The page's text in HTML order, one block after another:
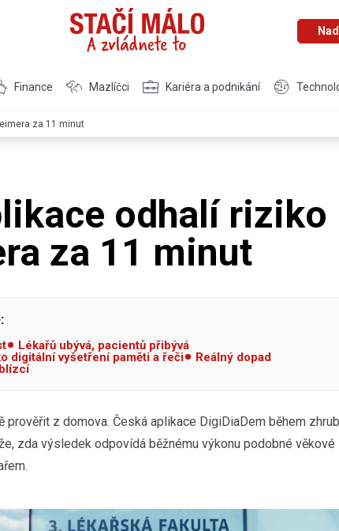
Finance Mazlíčci Kariéra a podnikání
za 11 minut
odhalí riziko
za 11 minut
Lékařů ubývá, pacientů přibývá
digitální vyšetření paměti a řeči
Reálný dopad
prověřit z domova. Česká aplikace DigiDiaDem během
zda výsledek odpovídá běžnému výkonu podobné věkové